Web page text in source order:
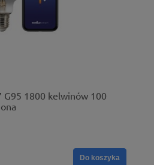
G95 1800 kelwinów 100
Do koszyka